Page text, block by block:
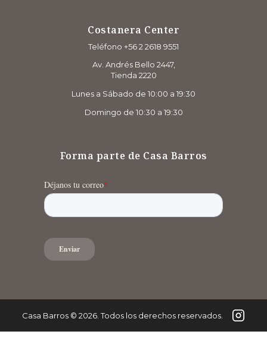
Costanera Center
Teléfono +56 2 2618 9551
Av. Andrés Bello 2447,
Tienda 2220
Lunes a Sábado de 10:00 a 19:30
Domingo de 10:30 a 19:30
Forma parte de Casa Barros
Casa Barros© 2026. Todos los derechos reservados.